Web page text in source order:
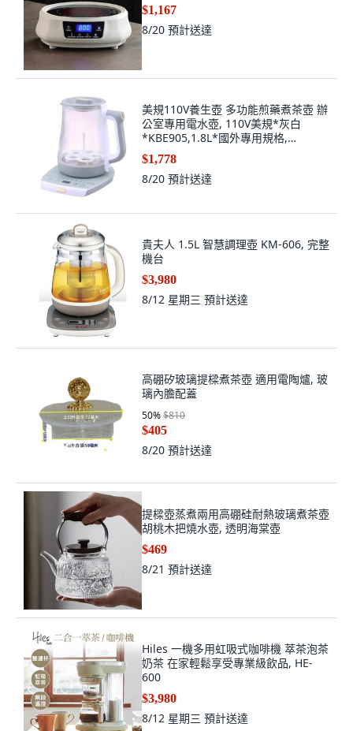
$1,167
8/20 預計送達
美規110V養生壺 多功能煎藥煮茶壺 辦
公室專用電水壺, 110V美規*灰白
*KBE905,1.8L*國外專用規格,
KBE905, 110V美規*灰白
$1,778
8/20 預計送達
貴夫人 1.5L 智慧調理壺 KM-606, 完整
機台
$3,980
8/12 星期三 預計送達
高硼矽玻璃提樑煮茶壺 適用電陶爐, 玻
璃內膽配蓋
50%$810
$405
8/20 預計送達
提樑壺蒸煮兩用高硼硅耐熱玻璃煮茶壺
胡桃木把燒水壺, 透明海棠壺
$469
8/21 預計送達
Hiles 一機多用虹吸式咖啡機 萃茶泡茶
奶茶 在家輕鬆享受專業級飲品, HE-
600
$3,980
8/12 星期三 預計送達